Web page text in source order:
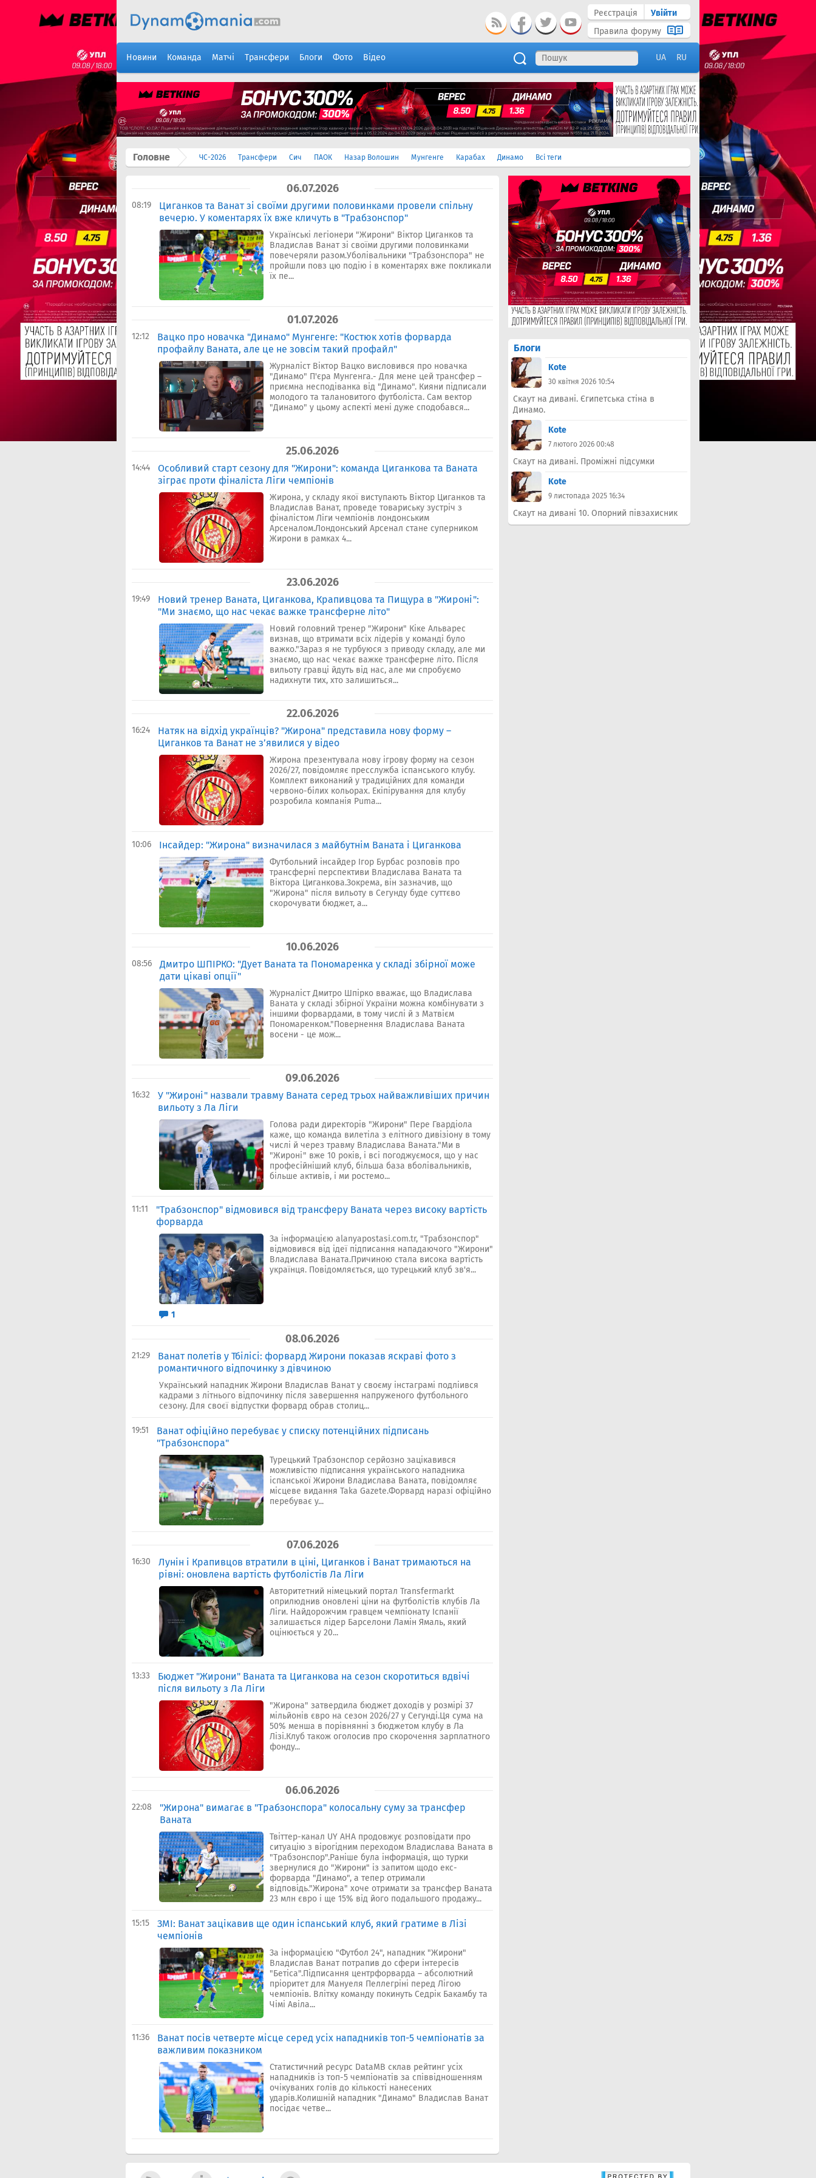
Реєстрація
Увійти
Правила форуму
Новини Команда Матчі Трансфери Блоги Фото Відео UA RU
Головне ЧС-2026 Трансфери Сич ПАОК Назар Волошин Мунгенге Карабах Динамо Всі теги
06.07.2026
08:19
Циганков та Ванат зі своїми другими половинками провели спільну
вечерю. У коментарях їх вже кличуть в "Трабзонспор"
Українські легіонери "Жирони" Віктор Циганков та
Владислав Ванат зі своїми другими половинками
повечеряли разом.Уболівальники "Трабзонспора" не
пройшли повз цю подію і в коментарях вже покликали
їх пе...
01.07.2026
12:12
Вацко про новачка "Динамо" Мунгенге: "Костюк хотів форварда
профайлу Ваната, але це не зовсім такий профайл"
Журналіст Віктор Вацко висловився про новачка
"Динамо" П'єра Мунгенга.- Для мене цей трансфер –
приємна несподіванка від "Динамо". Кияни підписали
молодого та талановитого футболіста. Сам вектор
"Динамо" у цьому аспекті мені дуже сподобався...
25.06.2026
14:44
Особливий старт сезону для "Жирони": команда Циганкова та Ваната
зіграє проти фіналіста Ліги чемпіонів
Жирона, у складу якої виступають Віктор Циганков та
Владислав Ванат, проведе товариську зустріч з
фіналістом Ліги чемпіонів лондонським
Арсеналом.Лондонський Арсенал стане суперником
Жирони в рамках 4...
23.06.2026
19:49
Новий тренер Ваната, Циганкова, Крапивцова та Пищура в "Жироні":
"Ми знаємо, що нас чекає важке трансферне літо"
Новий головний тренер "Жирони" Кіке Альварес
визнав, що втримати всіх лідерів у команді було
важко."Зараз я не турбуюся з приводу складу, але ми
знаємо, що нас чекає важке трансферне літо. Після
вильоту гравці йдуть від нас, але ми спробуємо
надихнути тих, хто залишиться...
22.06.2026
16:24
Натяк на відхід українців? "Жирона" представила нову форму –
Циганков та Ванат не з’явилися у відео
Жирона презентувала нову ігрову форму на сезон
2026/27, повідомляє пресслужба іспанського клубу.
Комплект виконаний у традиційних для команди
червоно-білих кольорах. Екіпірування для клубу
розробила компанія Puma...
10:06 Інсайдер: "Жирона" визначилася з майбутнім Ваната і Циганкова
Футбольний інсайдер Ігор Бурбас розповів про
трансферні перспективи Владислава Ваната та
Віктора Циганкова.Зокрема, він зазначив, що
"Жирона" після вильоту в Сегунду буде суттєво
скорочувати бюджет, а...
10.06.2026
08:56
Дмитро ШПІРКО: "Дует Ваната та Пономаренка у складі збірної може
дати цікаві опції"
Журналіст Дмитро Шпірко вважає, що Владислава
Ваната у складі збірної України можна комбінувати з
іншими форвардами, в тому числі й з Матвієм
Пономаренком."Повернення Владислава Ваната
восени - це мож...
09.06.2026
16:32
У "Жироні" назвали травму Ваната серед трьох найважливіших причин
вильоту з Ла Ліги
Голова ради директорів "Жирони" Пере Гвардіола
каже, що команда вилетіла з елітного дивізіону в тому
числі й через травму Владислава Ваната."Ми в
"Жироні" вже 10 років, і всі погоджуємося, що у нас
професійніший клуб, більша база вболівальників,
більше активів, і ми ростемо...
11:11
"Трабзонспор" відмовився від трансферу Ваната через високу вартість
форварда
За інформацією alanyapostasi.com.tr, "Трабзонспор"
відмовився від ідеї підписання нападаючого "Жирони"
Владислава Ваната.Причиною стала висока вартість
українця. Повідомляється, що турецький клуб зв'я...
1
08.06.2026
21:29
Ванат полетів у Тбілісі: форвард Жирони показав яскраві фото з
романтичного відпочинку з дівчиною
Український нападник Жирони Владислав Ванат у своєму інстаграмі подліився
кадрами з літнього відпочинку після завершення напруженого футбольного
сезону. Для своєї відпустки форвард обрав столиц...
19:51
Ванат офіційно перебуває у списку потенційних підписань
"Трабзонспора"
Турецький Трабзонспор серйозно зацікавився
можливістю підписання українського нападника
іспанської Жирони Владислава Ваната, повідомляє
місцеве видання Taka Gazete.Форвард наразі офіційно
перебуває у...
07.06.2026
16:30
Лунін і Крапивцов втратили в ціні, Циганков і Ванат тримаються на
рівні: оновлена вартість футболістів Ла Ліги
Авторитетний німецький портал Transfermarkt
оприлюднив оновлені ціни на футболістів клубів Ла
Ліги. Найдорожчим гравцем чемпіонату Іспанії
залишається лідер Барселони Ламін Ямаль, який
оцінюється у 20...
13:33
Бюджет "Жирони" Ваната та Циганкова на сезон скоротиться вдвічі
після вильоту з Ла Ліги
"Жирона" затвердила бюджет доходів у розмірі 37
мільйонів євро на сезон 2026/27 у Сегунді.Ця сума на
50% менша в порівнянні з бюджетом клубу в Ла
Лізі.Клуб також оголосив про скорочення зарплатного
фонду...
06.06.2026
22:08
"Жирона" вимагає в "Трабзонспора" колосальну суму за трансфер
Ваната
Твіттер-канал UY AHA продовжує розповідати про
ситуацію з вірогідним переходом Владислава Ваната в
"Трабзонспор".Раніше була інформація, що турки
звернулися до "Жирони" із запитом щодо екс-
форварда "Динамо", а тепер отримали
відповідь."Жирона" хоче отримати за трансфер Ваната
23 млн євро і ще 15% від його подальшого продажу...
15:15
ЗМІ: Ванат зацікавив ще один іспанський клуб, який гратиме в Лізі
чемпіонів
За інформацією "Футбол 24", нападник "Жирони"
Владислав Ванат потрапив до сфери інтересів
"Бетіса".Підписання центрфорварда – абсолютний
пріоритет для Мануеля Пеллегріні перед Лігою
чемпіонів. Влітку команду покинуть Седрік Бакамбу та
Чімі Авіла...
11:36
Ванат посів четверте місце серед усіх нападників топ-5 чемпіонатів за
важливим показником
Статистичний ресурс DataMB склав рейтинг усіх
нападників із топ-5 чемпіонатів за співвідношенням
очікуваних голів до кількості нанесених
ударів.Колишній нападник "Динамо" Владислав Ванат
посідає четве...
Блоги
Kote
30 квітня 2026 10:54
Скаут на дивані. Єгипетська стіна в
Динамо.
Kote
7 лютого 2026 00:48
Скаут на дивані. Проміжні підсумки
Kote
9 листопада 2025 16:34
Скаут на дивані 10. Опорний півзахисник